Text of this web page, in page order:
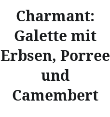
Charmant:
Galette mit
Erbsen, Porree
und
Camembert